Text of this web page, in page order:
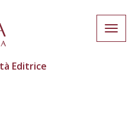
Editrice